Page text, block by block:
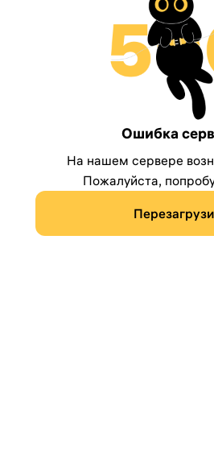
Ошибка
На нашем сервере
Пожалуйста,